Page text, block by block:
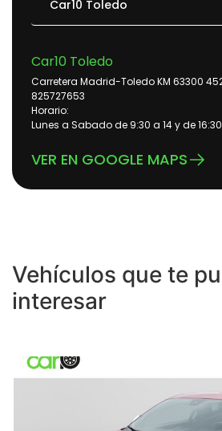
Car10 Toledo
Carretera Madrid-Toledo KM 63300
825727653
Horario:
Lunes a Sabado de 9:30 a 14 y de
VER EN GOOGLE MAPS
Vehículos que te
interesar